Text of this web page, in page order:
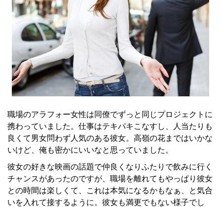
職場のアラフォー女性は同僚でずっと同じプロジェクトに
携わっていました。仕事はテキパキこなすし、人当たりも
良くて男女問わず人気のある彼女。高嶺の花まではいかな
いけど、俺も密かにいいなと思っていました。
彼女の好きな映画の話題で仲良くなりふたりで飲みに行く
チャンスがあったのですが、職場を離れてもやっぱり彼女
との時間は楽しくて、これは本気になるかもなぁ、と気合
いを入れて接するように。彼女も満更でもない様子でし